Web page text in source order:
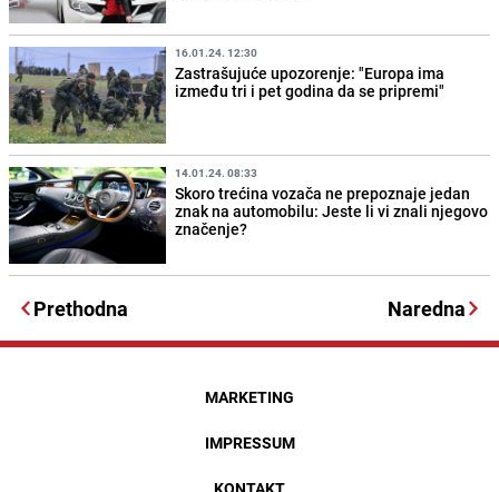
16.01.24. 12:30
Zastrašujuće upozorenje: "Europa ima
između tri i pet godina da se pripremi"
14.01.24. 08:33
Skoro trećina vozača ne prepoznaje jedan
znak na automobilu: Jeste li vi znali njegovo
značenje?
Prethodna Naredna
MARKETING
IMPRESSUM